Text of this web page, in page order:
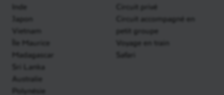
Inde
Japon
Vietnam
Île Maurice
Madagascar
Sri Lanka
Australie
Polynésie
Circuit privé
Circuit accompagné en
petit groupe
Voyage en train
Safari